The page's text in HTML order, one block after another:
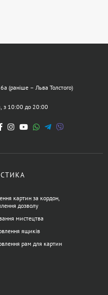
(раніше – Льва Толстого)
з 10:00 до 20:00
картин за кордон,
дозволу
мистецтва
ящиків
рам для картин